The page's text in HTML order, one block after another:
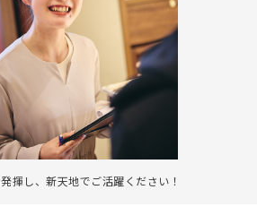
揮し、新天地でご活躍ください！